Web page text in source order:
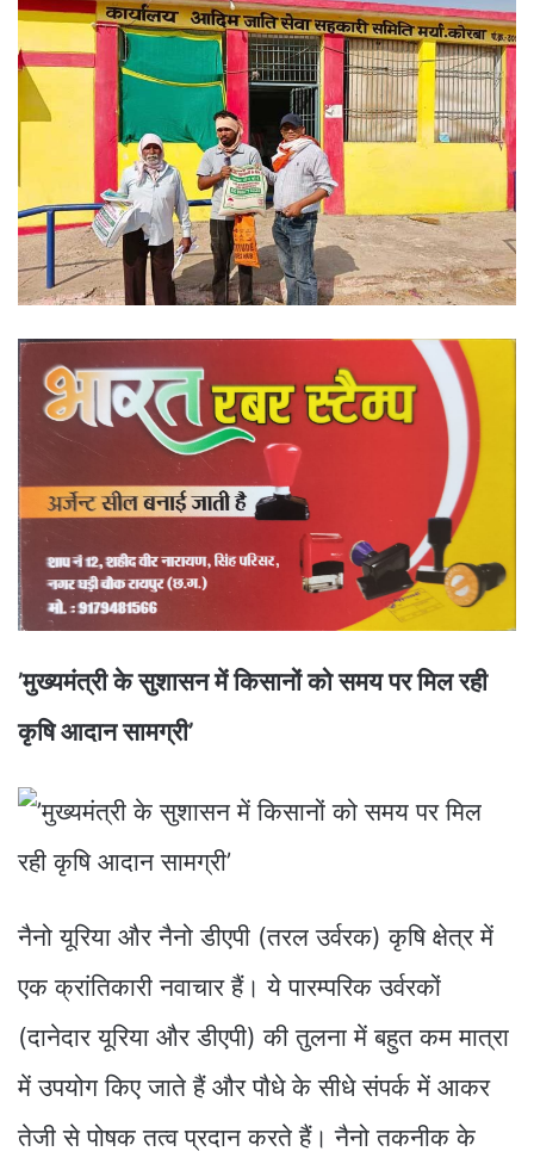
’मुख्यमंत्री के सुशासन में किसानों को समय पर मिल रही
कृषि आदान सामग्री’
नैनो यूरिया और नैनो डीएपी (तरल उर्वरक) कृषि क्षेत्र में
एक क्रांतिकारी नवाचार हैं। ये पारम्परिक उर्वरकों
(दानेदार यूरिया और डीएपी) की तुलना में बहुत कम मात्रा
में उपयोग किए जाते हैं और पौधे के सीधे संपर्क में आकर
तेजी से पोषक तत्व प्रदान करते हैं। नैनो तकनीक के